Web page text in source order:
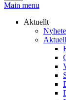
Main menu
Aktuellt